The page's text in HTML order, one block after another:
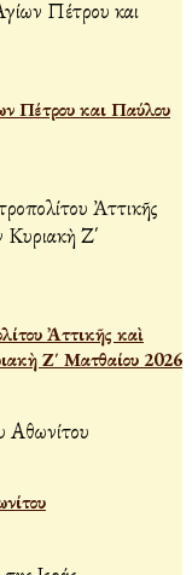
Πέτρου και Παύλου
Ἀττικῆς καὶ
Ζ΄ Ματθαίου 2026